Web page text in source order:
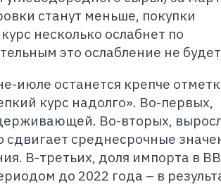
станут меньше, покупки
несколько ослабнет по
это ослабление не
июле останется крепче
курс надолго». Во-первых,
Во-вторых,
среднесрочные
В-третьих, доля импорта в
до 2022 года – в